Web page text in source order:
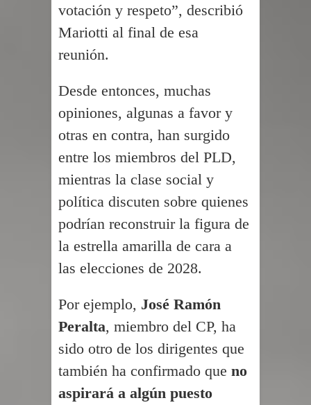
votación y respeto”, describió
Mariotti al final de esa
reunión.
Desde entonces, muchas
opiniones, algunas a favor y
otras en contra, han surgido
entre los miembros del PLD,
mientras la clase social y
política discuten sobre quienes
podrían reconstruir la figura de
la estrella amarilla de cara a
las elecciones de 2028.
Por ejemplo, José Ramón
Peralta, miembro del CP, ha
sido otro de los dirigentes que
también ha confirmado que no
aspirará a algún puesto